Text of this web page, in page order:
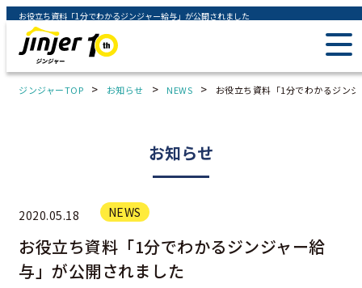
お役立ち資料「1分でわかるジンジャー給与」が公開されました
ジンジャーTOP > お知らせ > NEWS > お役立ち資料「1分でわかるジン
お知らせ
2020.05.18 NEWS
お役立ち資料「1分でわかるジンジャー給
与」が公開されました